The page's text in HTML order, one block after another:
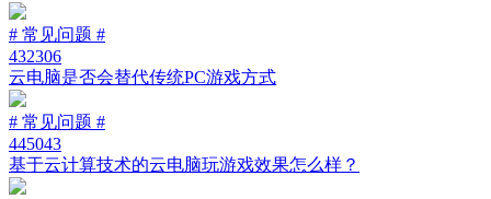
# 常见问题 #
432306
云电脑是否会替代传统PC游戏方式
# 常见问题 #
445043
基于云计算技术的云电脑玩游戏效果怎么样？